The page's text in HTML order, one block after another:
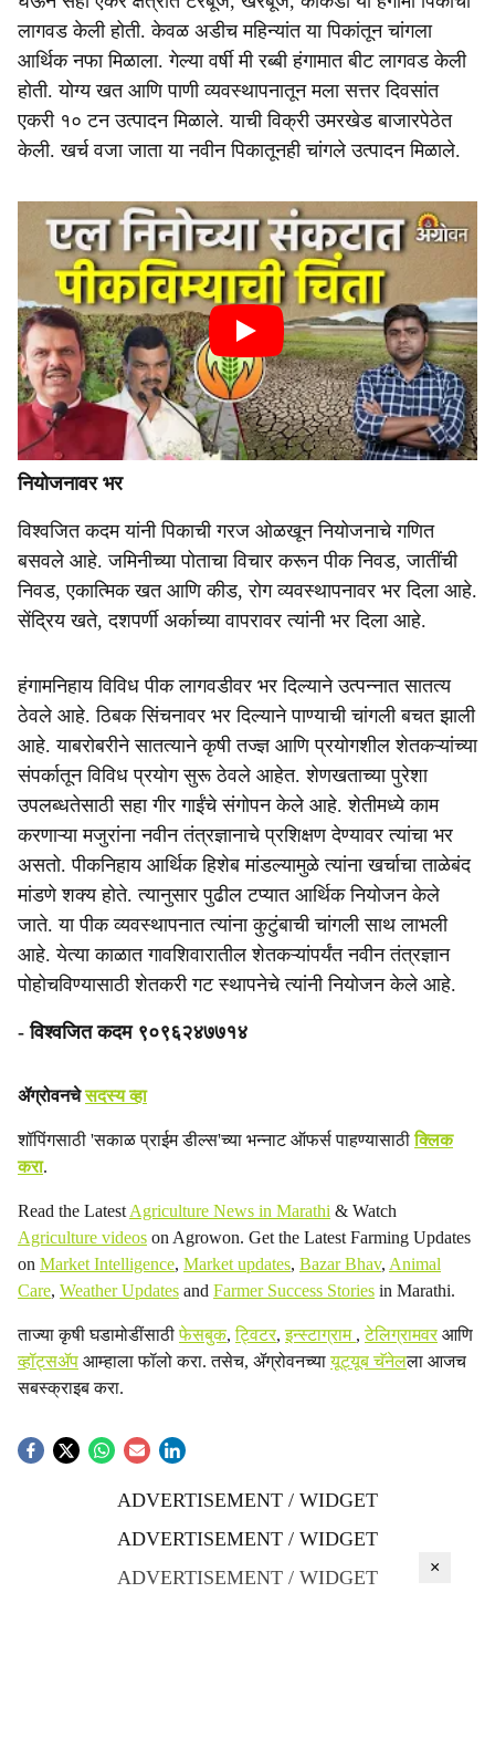
लागवड केली होती. केवळ अडीच महिन्यांत या पिकांतून चांगला
आर्थिक नफा मिळाला. गेल्या वर्षी मी रब्बी हंगामात बीट लागवड केली
होती. योग्य खत आणि पाणी व्यवस्थापनातून मला सत्तर दिवसांत
एकरी १० टन उत्पादन मिळाले. याची विक्री उमरखेड बाजारपेठेत
केली. खर्च वजा जाता या नवीन पिकातूनही चांगले उत्पादन मिळाले.
नियोजनावर भर
विश्वजित कदम यांनी पिकाची गरज ओळखून नियोजनाचे गणित
बसवले आहे. जमिनीच्या पोताचा विचार करून पीक निवड, जातींची
निवड, एकात्मिक खत आणि कीड, रोग व्यवस्थापनावर भर दिला आहे.
सेंद्रिय खते, दशपर्णी अर्काच्या वापरावर त्यांनी भर दिला आहे.
हंगामनिहाय विविध पीक लागवडीवर भर दिल्याने उत्पन्नात सातत्य
ठेवले आहे. ठिबक सिंचनावर भर दिल्याने पाण्याची चांगली बचत झाली
आहे. याबरोबरीने सातत्याने कृषी तज्ज्ञ आणि प्रयोगशील शेतकऱ्यांच्या
संपर्कातून विविध प्रयोग सुरू ठेवले आहेत. शेणखताच्या पुरेशा
उपलब्धतेसाठी सहा गीर गाईंचे संगोपन केले आहे. शेतीमध्ये काम
करणाऱ्या मजुरांना नवीन तंत्रज्ञानाचे प्रशिक्षण देण्यावर त्यांचा भर
असतो. पीकनिहाय आर्थिक हिशेब मांडल्यामुळे त्यांना खर्चाचा ताळेबंद
मांडणे शक्य होते. त्यानुसार पुढील टप्यात आर्थिक नियोजन केले
जाते. या पीक व्यवस्थापनात त्यांना कुटुंबाची चांगली साथ लाभली
आहे. येत्या काळात गावशिवारातील शेतकऱ्यांपर्यंत नवीन तंत्रज्ञान
पोहोचविण्यासाठी शेतकरी गट स्थापनेचे त्यांनी नियोजन केले आहे.
- विश्‍वजित कदम ९०९६२४७७१४
ॲग्रोवनचेसदस्य व्हा
शॉपिंगसाठी 'सकाळ प्राईम डील्स'च्या भन्नाट ऑफर्स पाहण्यासाठीक्लिक
करा.
Read the Latest Agriculture News in Marathi & Watch
Agriculture videos on Agrowon. Get the Latest Farming Updates
on Market Intelligence, Market updates, Bazar Bhav, Animal
Care, Weather Updates and Farmer Success Stories in Marathi.
ताज्या कृषी घडामोडींसाठीफेसबुक,ट्विटर,इन्स्टाग्राम ,टेलिग्रामवरआणि
व्हॉट्सॲप आम्हाला फॉलो करा. तसेच, ॲग्रोवनच्यायूट्यूब चॅनेलला आजच
सबस्क्राइब करा.
ADVERTISEMENT / WIDGET
ADVERTISEMENT / WIDGET
ADVERTISEMENT / WIDGET
×